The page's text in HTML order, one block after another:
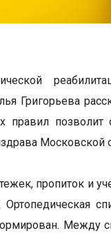
Григорьева
позволит
Московской
пропиток и
Между